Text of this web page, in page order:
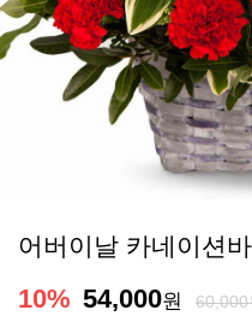
어버이날 카네이션
10% 54,000원 60,000